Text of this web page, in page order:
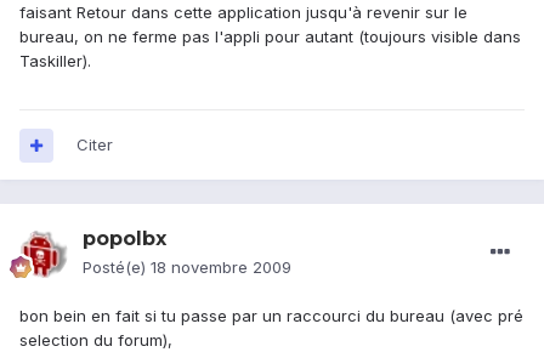
faisant Retour dans cette application jusqu'à revenir sur le
bureau, on ne ferme pas l'appli pour autant (toujours visible dans
Taskiller).
Citer
popolbx
Posté(e) 18 novembre 2009
bon bein en fait si tu passe par un raccourci du bureau (avec pré
selection du forum),